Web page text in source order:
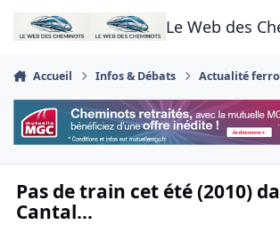
Aller au contenu
Le Web des
Accueil Infos & Débats Actualité
Pas de train cet été (2010)
Cantal...